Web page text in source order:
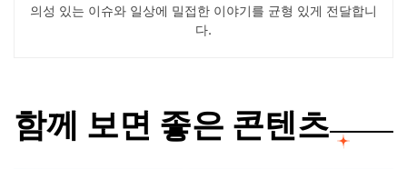
의성 있는 이슈와 일상에 밀접한 이야기를 균형 있게 전달합니
다.
함께 보면 좋은 콘텐츠